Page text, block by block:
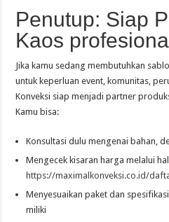
Penutup: Siap
Kaos
Jika kamu sedang membutuhkan
untuk keperluan event, komunitas,
Konveksi siap menjadi partner
Kamu bisa:
Konsultasi dulu mengenai bahan,
Mengecek kisaran harga melalui
https://maximalkonveksi.co.id/
Menyesuaikan paket dan
miliki